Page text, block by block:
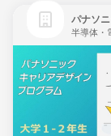
パナソ
半導体・